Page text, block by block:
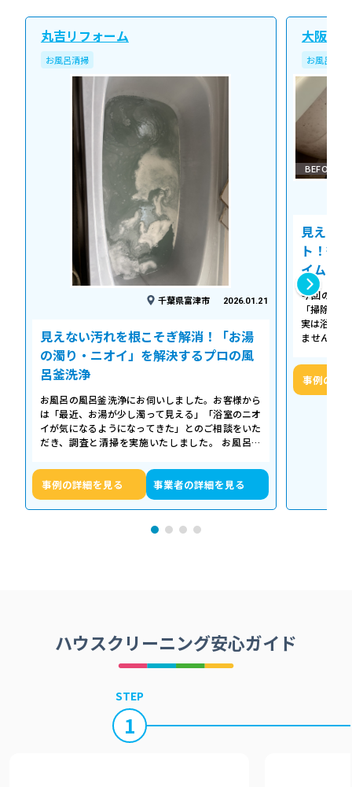
丸吉リフォーム
お風呂清掃
千葉県富津市 2026.01.21
見えない汚れを根こそぎ解消！「お湯
の濁り・ニオイ」を解決するプロの風
呂釜洗浄
お風呂の風呂釜洗浄にお伺いしました。お客様から
は「最近、お湯が少し濁って見える」「浴室のニオ
イが気になるようになってきた」とのご相談をいた
だき、調査と清掃を実施いたしました。 お風呂の
事例の詳細を見る 事業者の詳細を見る
大阪北
お風呂清掃
BEFORE
見えな
ト！徹
イム
今回の作
「掃除し
実は浴槽
ません。
事例の詳
ハウスクリーニング安心ガイド
STEP
1